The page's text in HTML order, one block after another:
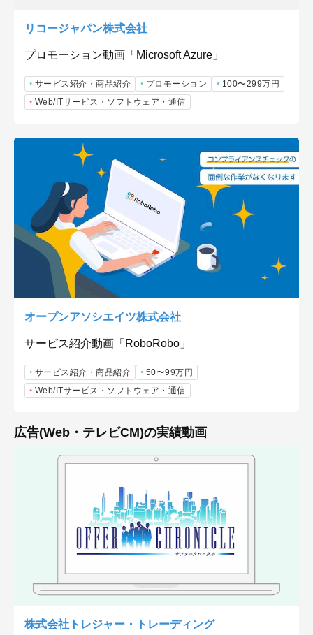
リコージャパン株式会社
プロモーション動画「Microsoft Azure」
サービス紹介・商品紹介 プロモーション
100〜299万円
Web/ITサービス・ソフトウェア・通信
オープンアソシエイツ株式会社
サービス紹介動画「RoboRobo」
サービス紹介・商品紹介
50〜99万円
Web/ITサービス・ソフトウェア・通信
広告(Web・テレビCM)の実績動画
株式会社トレジャー・トレーディング